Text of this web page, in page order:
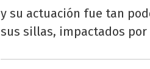
y su actuación fue tan
sus sillas, impactados por